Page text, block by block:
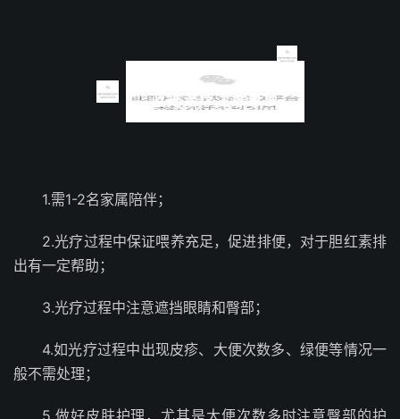
蓝光治疗注意事项
1.需1-2名家属陪伴；
2.光疗过程中保证喂养充足，促进排便，对于胆红素排
出有一定帮助；
3.光疗过程中注意遮挡眼睛和臀部；
4.如光疗过程中出现皮疹、大便次数多、绿便等情况一
般不需处理；